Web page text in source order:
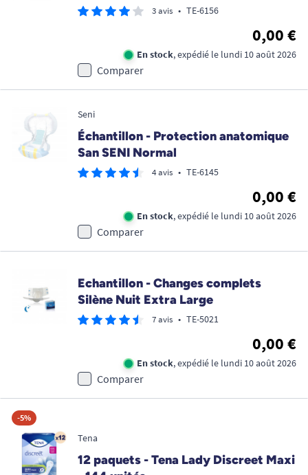
3 avis • TE-6156
0,00 €
En stock, expédié le lundi 10 août 2026
Comparer
Seni
Échantillon - Protection anatomique
San SENI Normal
4 avis • TE-6145
0,00 €
En stock, expédié le lundi 10 août 2026
Comparer
Echantillon - Changes complets
Silène Nuit Extra Large
7 avis • TE-5021
0,00 €
En stock, expédié le lundi 10 août 2026
Comparer
-5%
Tena
12 paquets - Tena Lady Discreet Maxi